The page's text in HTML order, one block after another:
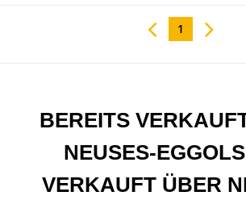
1
BEREITS
NEUSES-
VERKAUFT ÜBER